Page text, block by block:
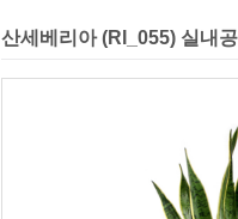
산세베리아 (RI_055) 실내